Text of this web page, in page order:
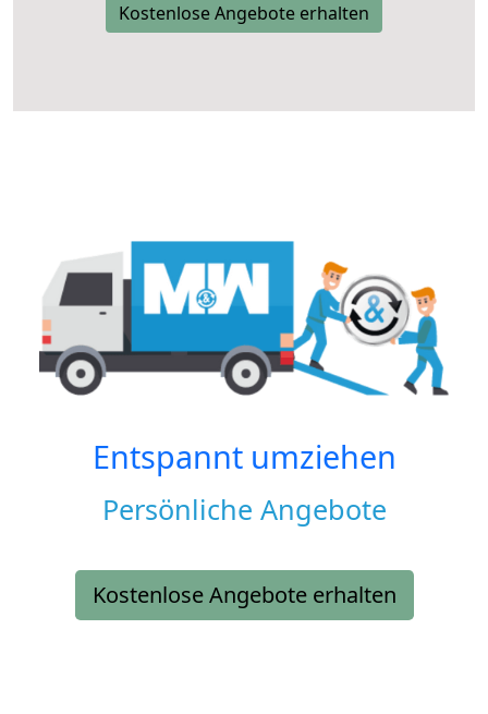
Kostenlose Angebote erhalten
Entspannt umziehen
Persönliche Angebote
Kostenlose Angebote erhalten